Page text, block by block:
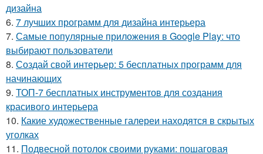
дизайна
6. 7 лучших программ для дизайна интерьера
7. Самые популярные приложения в Google Play: что
выбирают пользователи
8. Создай свой интерьер: 5 бесплатных программ для
начинающих
9. ТОП-7 бесплатных инструментов для создания
красивого интерьера
10. Какие художественные галереи находятся в скрытых
уголках
11. Подвесной потолок своими руками: пошаговая